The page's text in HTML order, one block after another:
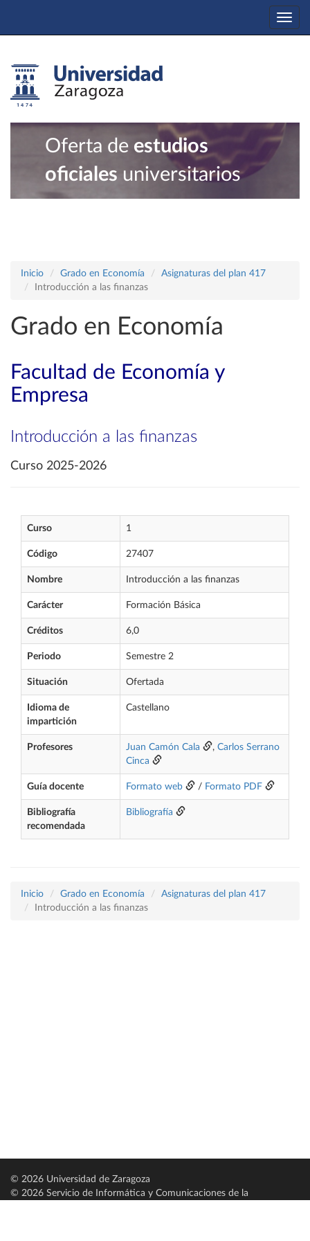
Oferta de estudios
oficiales universitarios
Inicio Grado en Economía
Asignaturas del plan 417
Introducción a las finanzas
Grado en Economía
Facultad de Economía y
Empresa
Introducción a las finanzas
Curso 2025-2026
Curso 1
Código 27407
Nombre Introducción a las finanzas
Carácter Formación Básica
Créditos 6,0
Periodo Semestre 2
Situación Ofertada
Idioma de
impartición
Castellano
Profesores Juan Camón Cala , Carlos Serrano
Cinca
Guía docente Formato web / Formato PDF
Bibliografía
recomendada
Bibliografía
Inicio Grado en Economía
Asignaturas del plan 417
Introducción a las finanzas
© 2026 Universidad de Zaragoza
© 2026 Servicio de Informática y Comunicaciones de la